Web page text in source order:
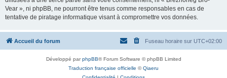
Vear », ni phpBB, ne pourront être tenus comme responsables en cas de
tentative de piratage informatique visant à compromettre vos données.
Accueil du forum Fuseau horaire sur UTC+02:00
Développé parphpBB® Forum Software © phpBB Limited
Traduction française officielle ©Qiaeru